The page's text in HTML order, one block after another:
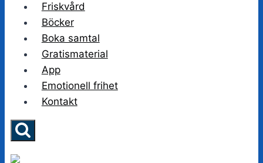
Friskvård
Böcker
Boka samtal
Gratismaterial
App
Emotionell frihet
Kontakt